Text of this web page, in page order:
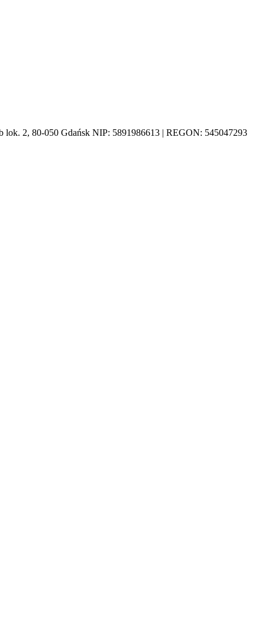
2, 80-050 Gdańsk NIP: 5891986613 | REGON: 545047293